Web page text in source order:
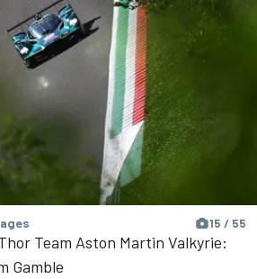
15 / 55
Team Aston Martin Valkyrie:
Gamble